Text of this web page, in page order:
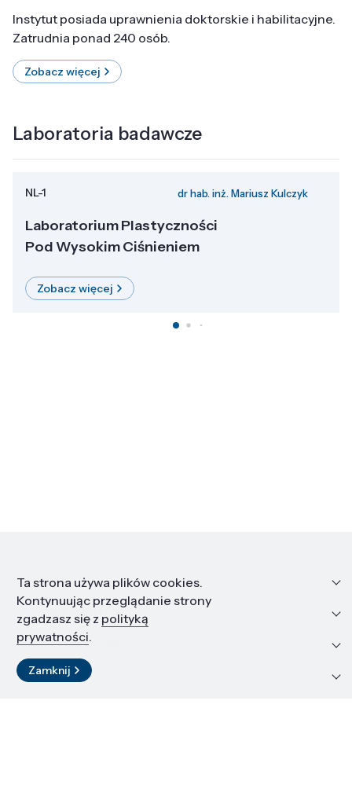
Instytut posiada uprawnienia doktorskie i habilitacyjne.
Zatrudnia ponad 240 osób.
Zobacz więcej
Laboratoria badawcze
NL-1 dr hab. inż. Mariusz Kulczyk
Laboratorium Plastyczności
Pod Wysokim Ciśnieniem
Zobacz więcej
Informacje
Edukacja i kariera
Zasoby i materiały
Kontakt
Ta strona używa plików cookies.
Kontynuując przeglądanie strony
zgadzasz się z polityką
prywatności.
Zamknij